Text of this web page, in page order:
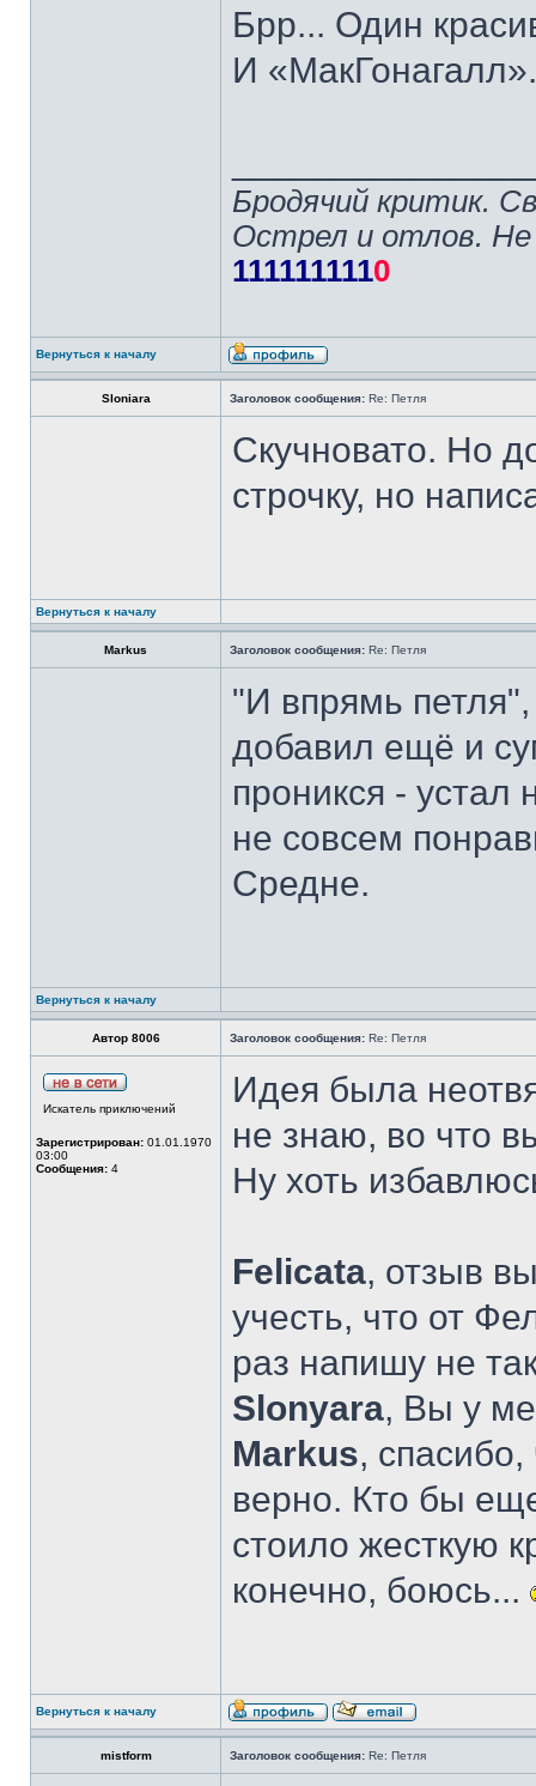
Брр... Один
И
Бродячий критик.
Острел и отлов. Не
1111111110
Вернуться к началу
Sloniara Заголовок сообщения: Re: Петля
Скучновато. Но
строчку, но
Вернуться к началу
Markus Заголовок сообщения: Re: Петля
"И впрямь
добавил ещё и
проникся - устал
не совсем
Средне.
Вернуться к началу
Автор 8006 Заголовок сообщения: Re: Петля
Искатель приключений
Зарегистрирован: 01.01.1970
03:00
Сообщения: 4
Идея была
не знаю, во что
Ну хоть
Felicata, отзыв
учесть, что от
раз напишу не
Slonyara, Вы у
Markus,
верно. Кто бы
стоило жесткую
конечно, боюсь...
Вернуться к началу
mistform Заголовок сообщения: Re: Петля